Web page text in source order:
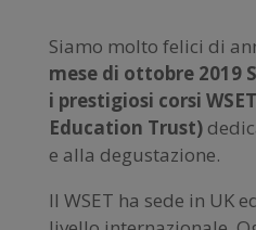
Siamo molto felici di
mese di ottobre 2019
i prestigiosi corsi
Education Trust)
e alla degustazione.
Il WSET ha sede in UK